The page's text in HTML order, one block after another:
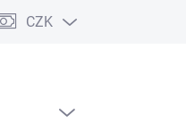
Pojištění zásilky
CZK